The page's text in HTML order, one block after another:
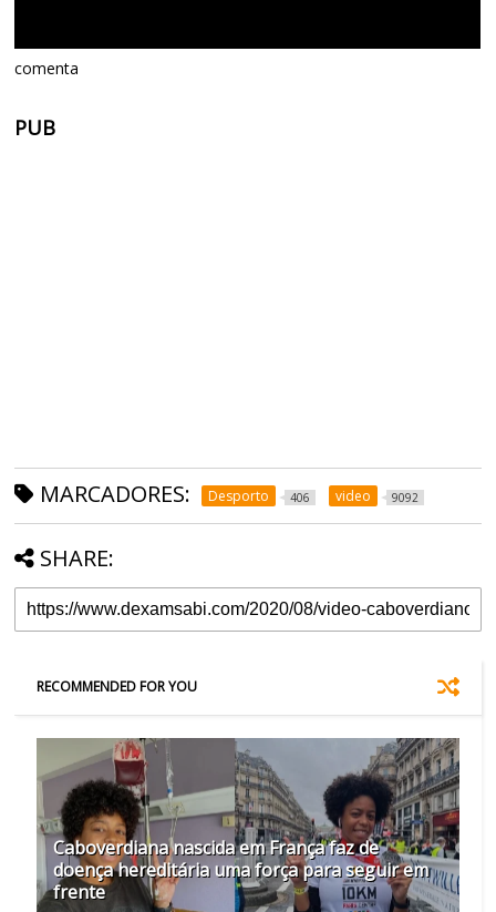
comenta
PUB
MARCADORES: Desporto 406 video 9092
SHARE:
RECOMMENDED FOR YOU
Caboverdiana nascida em França faz de
doença hereditária uma força para seguir em
frente